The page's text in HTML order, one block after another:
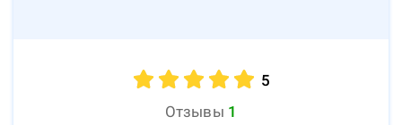
5
Отзывы 1